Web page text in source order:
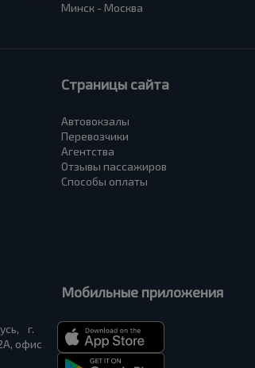
Минск - Москва
Страницы сайта
Автовокзалы
Перевозчики
Агентства
Отзывы пассажиров
Способы оплаты
г.
офис
Мобильные приложения